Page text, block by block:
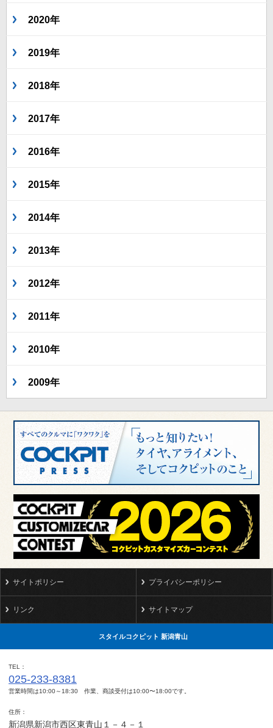
2020年
2019年
2018年
2017年
2016年
2015年
2014年
2013年
2012年
2011年
2010年
2009年
サイトポリシー プライバシーポリシー
リンク サイトマップ
スタイルコクピット 新潟青山
TEL
025-233-8381
営業時間は10:00～18:30 作業、商談受付は10:00〜18:00です。
住所
新潟県新潟市西区東青山１－４－１